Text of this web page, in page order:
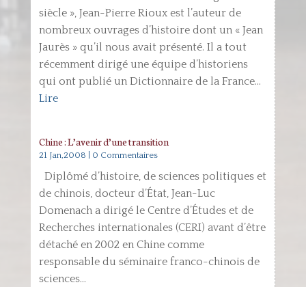
siècle », Jean-Pierre Rioux est l’auteur de
nombreux ouvrages d’histoire dont un « Jean
Jaurès » qu’il nous avait présenté. Il a tout
récemment dirigé une équipe d’historiens
qui ont publié un Dictionnaire de la France...
Lire
Chine : L’avenir d’une transition
21 Jan,2008 | 0 Commentaires
Diplômé d’histoire, de sciences politiques et
de chinois, docteur d’État, Jean-Luc
Domenach a dirigé le Centre d’Études et de
Recherches internationales (CERI) avant d’être
détaché en 2002 en Chine comme
responsable du séminaire franco-chinois de
sciences...